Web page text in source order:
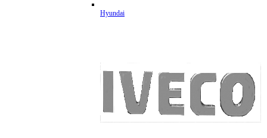
Hyundai